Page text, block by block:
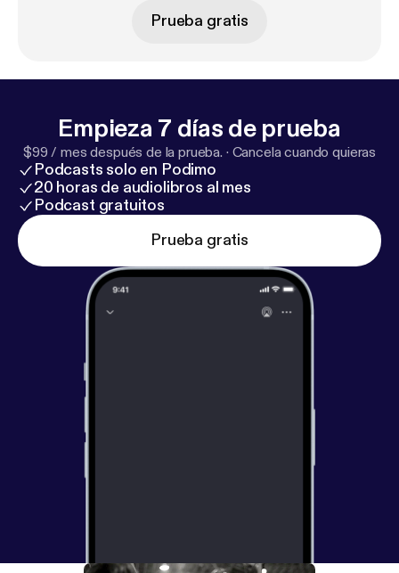
Prueba gratis
Empieza 7 días de prueba
$99 / mes después de la prueba. · Cancela cuando quieras
Podcasts solo en Podimo
20 horas de audiolibros al mes
Podcast gratuitos
Prueba gratis